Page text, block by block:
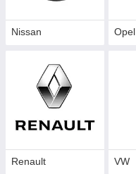
Nissan Opel
Renault VW